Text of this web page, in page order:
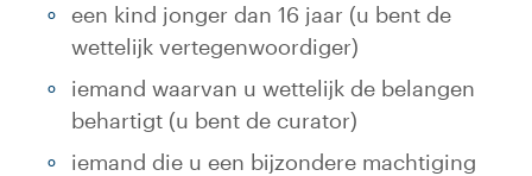
een kind jonger dan 16 jaar (u bent de
wettelijk vertegenwoordiger)
iemand waarvan u wettelijk de belangen
behartigt (u bent de curator)
iemand die u een bijzondere machtiging